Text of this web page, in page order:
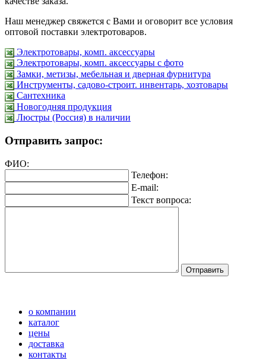
Наш менеджер свяжется с Вами и оговорит все условия
оптовой поставки электротоваров.
Электротовары, комп. аксессуары
Электротовары, комп. аксессуары с фото
Замки, метизы, мебельная и дверная фурнитура
Инструменты, садово-строит. инвентарь, хозтовары
Сантехника
Новогодняя продукция
Люстры (Россия) в наличии
Отправить запрос:
ФИО:
Телефон:
E-mail:
Текст вопроса:
о компании
каталог
цены
доставка
контакты